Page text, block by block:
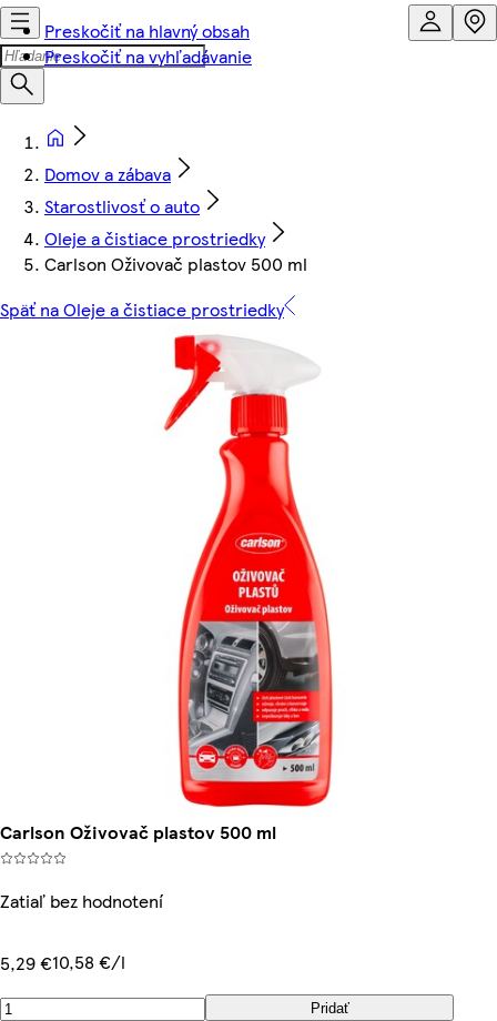
Preskočiť na hlavný obsah
Preskočiť na vyhľadávanie
Domov a zábava
Starostlivosť o auto
Oleje a čistiace prostriedky
Carlson Oživovač plastov 500 ml
Späť na Oleje a čistiace prostriedky
Carlson Oživovač plastov 500 ml
Zatiaľ bez hodnotení
5,29 €10,58 €/l
Pridať